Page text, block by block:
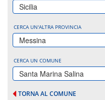
Sicilia
CERCA UN'ALTRA PROVINCIA
Messina
CERCA UN COMUNE
Santa Marina Salina
TORNA AL COMUNE